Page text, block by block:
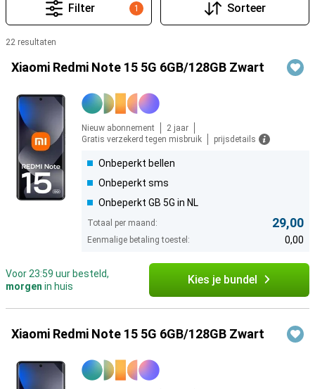
1
Filter Sorteer
22 resultaten
Producten
Xiaomi Redmi Note 15 5G 6GB/128GB Zwart
Nieuw abonnement
2 jaar
Gratis verzekerd tegen misbruik
prijsdetails
Onbeperkt bellen
Onbeperkt sms
Onbeperkt GB 5G in NL
Totaal per maand: 29,00
Eenmalige betaling toestel: 0,00
Voor 23:59 uur besteld,
morgen in huis Kies je bundel
Xiaomi Redmi Note 15 5G 6GB/128GB Zwart